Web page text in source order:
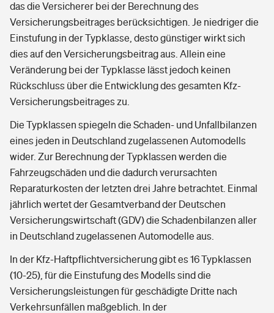
das die Versicherer bei der Berechnung des
Versicherungsbeitrages berücksichtigen. Je niedriger die
Einstufung in der Typklasse, desto günstiger wirkt sich
dies auf den Versicherungsbeitrag aus. Allein eine
Veränderung bei der Typklasse lässt jedoch keinen
Rückschluss über die Entwicklung des gesamten Kfz-
Versicherungsbeitrages zu.
Die Typklassen spiegeln die Schaden- und Unfallbilanzen
eines jeden in Deutschland zugelassenen Automodells
wider. Zur Berechnung der Typklassen werden die
Fahrzeugschäden und die dadurch verursachten
Reparaturkosten der letzten drei Jahre betrachtet. Einmal
jährlich wertet der Gesamtverband der Deutschen
Versicherungswirtschaft (GDV) die Schadenbilanzen aller
in Deutschland zugelassenen Automodelle aus.
In der Kfz-Haftpflichtversicherung gibt es 16 Typklassen
(10-25), für die Einstufung des Modells sind die
Versicherungsleistungen für geschädigte Dritte nach
Verkehrsunfällen maßgeblich. In der